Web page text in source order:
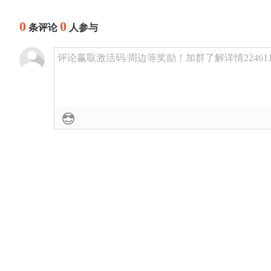
0 条评论0 人参与
评论赢取激活码/周边等奖励！加群了解详情